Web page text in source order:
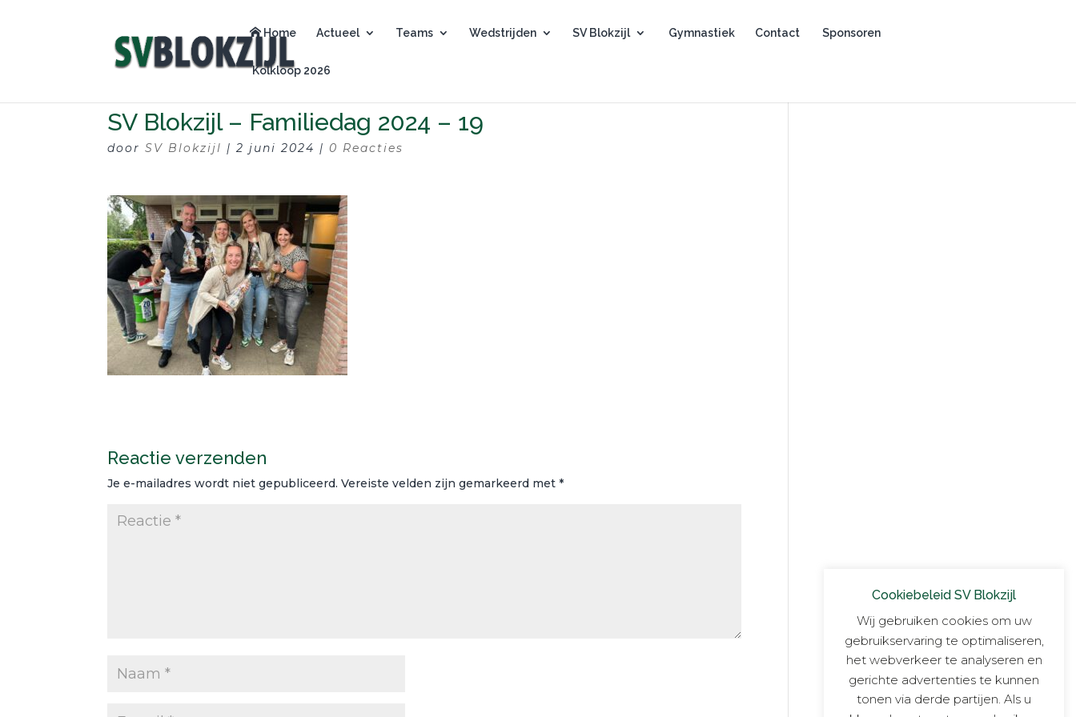
Home Actueel Teams Wedstrijden SV Blokzijl Gymnastiek Contact Sponsoren
Kolkloop 2026
SV Blokzijl – Familiedag 2024 – 19
doorSV Blokzijl |2 juni 2024 | 0 Reacties
Reactie verzenden
Je e-mailadres wordt niet gepubliceerd. Vereiste velden zijn gemarkeerd met*
Cookiebeleid SV Blokzijl
Wij gebruiken cookies om uw
gebruikservaring te optimaliseren,
het webverkeer te analyseren en
gerichte advertenties te kunnen
tonen via derde partijen. Als u